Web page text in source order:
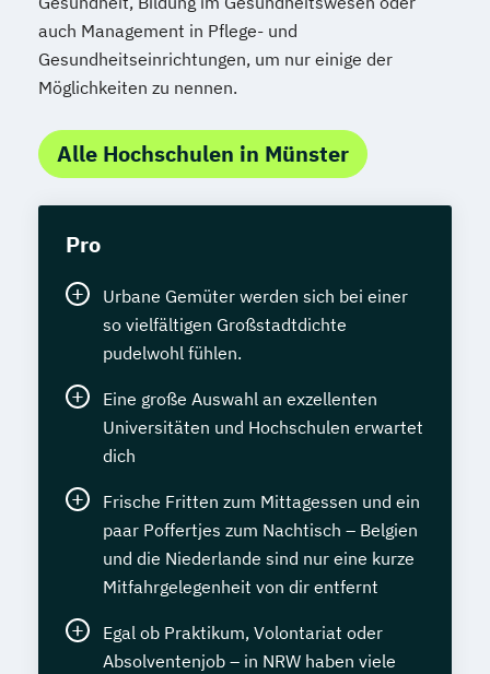
auch Management in Pflege- und
Gesundheitseinrichtungen, um nur einige der
Möglichkeiten zu nennen.
Alle Hochschulen in Münster
Pro
Urbane Gemüter werden sich bei einer
so vielfältigen Großstadtdichte
pudelwohl fühlen.
Eine große Auswahl an exzellenten
Universitäten und Hochschulen erwartet
dich
Frische Fritten zum Mittagessen und ein
paar Poffertjes zum Nachtisch – Belgien
und die Niederlande sind nur eine kurze
Mitfahrgelegenheit von dir entfernt
Egal ob Praktikum, Volontariat oder
Absolventenjob – in NRW haben viele